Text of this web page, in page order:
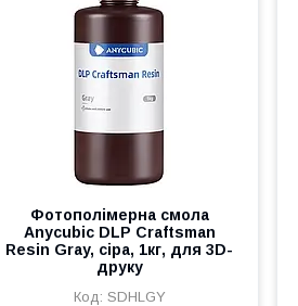
Фотополімерна смола
Anycubic DLP Craftsman
Resin Gray, сіра, 1кг, для 3D-
друку
SDHLGY